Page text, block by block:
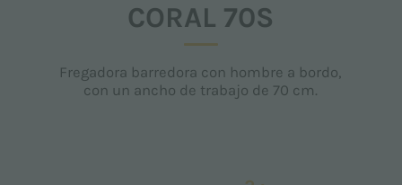
CORAL 70S
Fregadora barredora con hombre a bordo,
con un ancho de trabajo de 70 cm.